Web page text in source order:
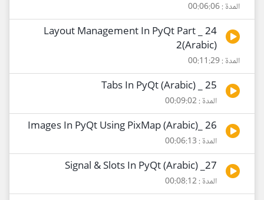
المدة : 00:06:06
24 _ Layout Management In PyQt Part
2(Arabic)
المدة : 00:11:29
25 _ Tabs In PyQt (Arabic)
المدة : 00:09:02
26 _Images In PyQt Using PixMap (Arabic)
المدة : 00:06:13
27_ Signal & Slots In PyQt (Arabic)
المدة : 00:08:12